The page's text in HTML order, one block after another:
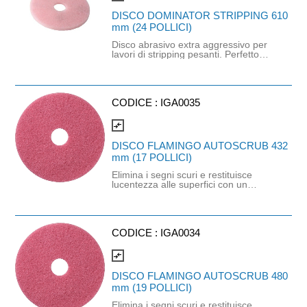
DISCO DOMINATOR STRIPPING 610
mm (24 POLLICI)
Disco abrasivo extra aggressivo per
lavori di stripping pesanti. Perfetto
sporchi e con sporco incrostato
duri resistenti all'acqua come il
CODICE : IGA0035
compare_arrows
DISCO FLAMINGO AUTOSCRUB 432
mm (17 POLLICI)
Elimina i segni scuri e restituisce
lucentezza alle superfici con un
producendo meno polvere. Questi
non graffiano né danneggiano i
assicurando una lunga durata,
nonché prestazioni uniformi e di alta
qualità durante tutta la vita utile del
prodotto. Ideali per finiture resistenti
e zone a traffico elevato. Massima
durata e abrasione minima.
CODICE : IGA0034
compare_arrows
DISCO FLAMINGO AUTOSCRUB 480
mm (19 POLLICI)